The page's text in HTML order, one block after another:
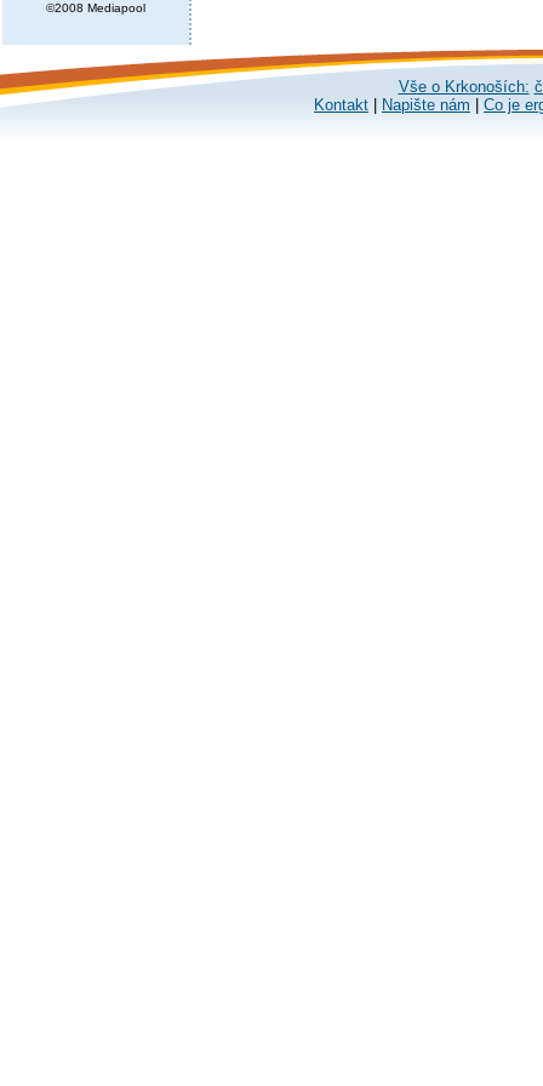
©2008 Mediapool
Vše o Krkonoších:
Kontakt
Napište nám Co je